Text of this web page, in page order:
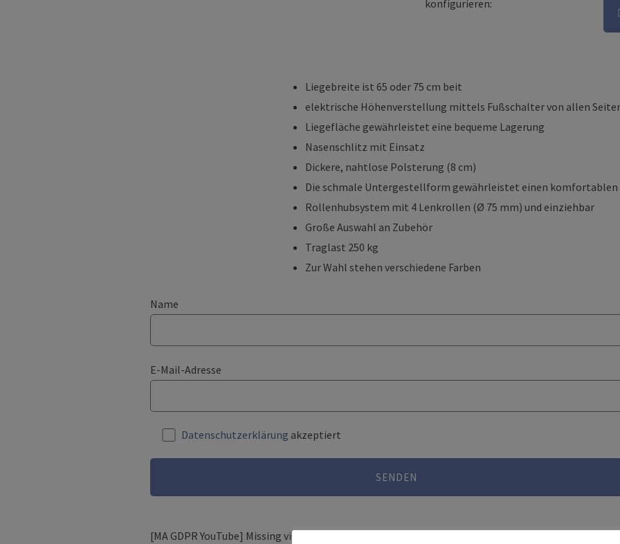
konfigurieren:
Liegebreite ist 65 oder 75 cm beit
elektrische Höhenverstellung mittels Fußschalter von allen
Liegefläche gewährleistet eine bequeme Lagerung
Nasenschlitz mit Einsatz
Dickere, nahtlose Polsterung (8 cm)
Die schmale Untergestellform gewährleistet einen komfortablen
Rollenhubsystem mit 4 Lenkrollen (Ø 75 mm) und einziehbar
Große Auswahl an Zubehör
Traglast 250 kg
Zur Wahl stehen verschiedene Farben
Name
E-Mail-Adresse
Datenschutzerklärung akzeptiert
[MA GDPR YouTube] Missing video id.